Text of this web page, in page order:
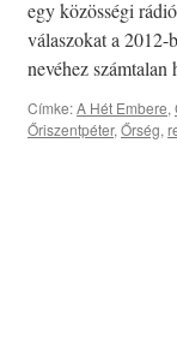
egy közösségi
válaszokat a
nevéhez
Címke:A Hét Embere,
Őriszentpéter, Őrség,